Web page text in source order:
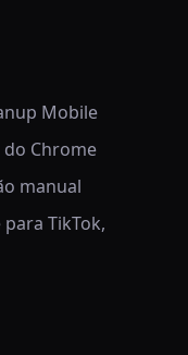
Mobile
Chrome
manual
TikTok,